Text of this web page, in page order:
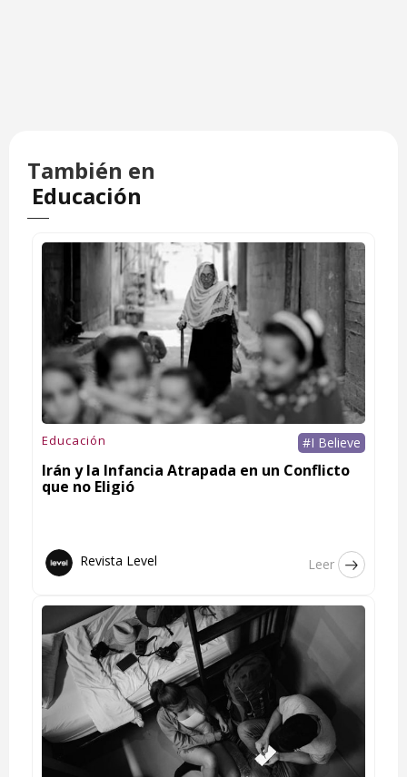
También en
Educación
Educación #I Believe
Irán y la Infancia Atrapada en un Conflicto
que no Eligió
Revista Level Leer